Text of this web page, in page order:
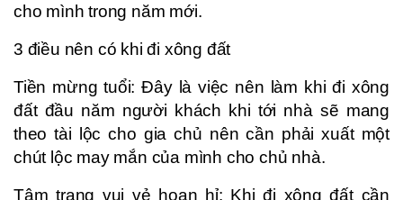
cho mình trong năm mới.
3 điều nên có khi đi xông đất
Tiền mừng tuổi: Đây là việc nên làm khi đi xông
đất đầu năm người khách khi tới nhà sẽ mang
theo tài lộc cho gia chủ nên cần phải xuất một
chút lộc may mắn của mình cho chủ nhà.
Tâm trạng vui vẻ hoan hỉ: Khi đi xông đất cần